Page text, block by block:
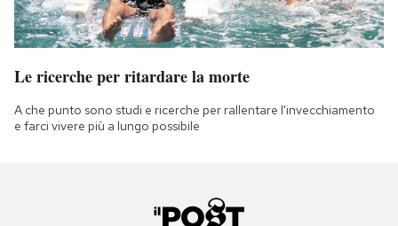
Le ricerche per ritardare la morte
A che punto sono studi e ricerche per rallentare l'invecchiamento
e farci vivere più a lungo possibile